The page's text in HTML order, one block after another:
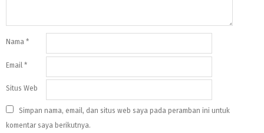
Nama *
Email *
Situs Web
Simpan nama, email, dan situs web saya pada peramban ini untuk
komentar saya berikutnya.